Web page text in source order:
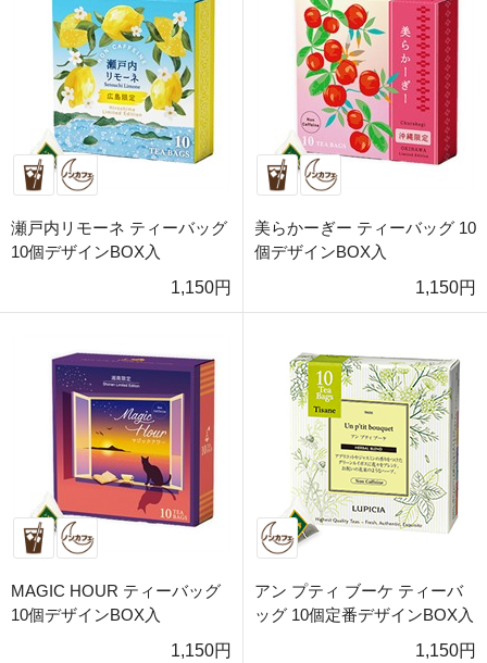
瀬戸内リモーネ ティーバッグ
10個デザインBOX入
1,150円
美らかーぎー ティーバッグ 10
個デザインBOX入
1,150円
MAGIC HOUR ティーバッグ
10個デザインBOX入
1,150円
アン プティ ブーケ ティーバ
ッグ 10個定番デザインBOX入
1,150円